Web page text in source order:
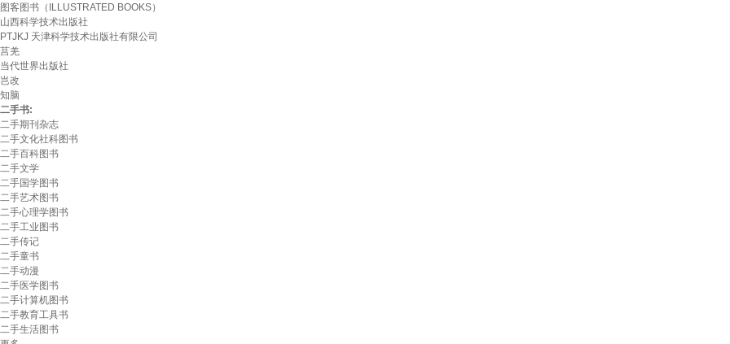
图客图书（ILLUSTRATED BOOKS）
山西科学技术出版社
PTJKJ 天津科学技术出版社有限公司
莒羌
当代世界出版社
岂改
知脑
二手书:
二手期刊杂志
二手文化社科图书
二手百科图书
二手文学
二手国学图书
二手艺术图书
二手心理学图书
二手工业图书
二手传记
二手童书
二手动漫
二手医学图书
二手计算机图书
二手教育工具书
二手生活图书